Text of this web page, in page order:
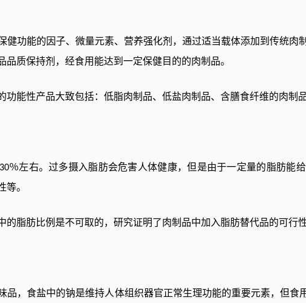
健功能的因子、微量元素、营养强化剂，通过适当载体添加到传统肉
品质保持剂，经食用能达到一定保健目的的肉制品。
功能性产品大致包括：低脂肉制品、低盐肉制品、含膳食纤维的肉制
30％左右。过多摄入脂肪会危害人体健康，但是由于一定量的脂肪能
等。
的脂肪比例是不可取的，研究证明了肉制品中加入脂肪替代品的可行性
品，食盐中的钠是维持人体组织器官正常生理功能的重要元素，但食